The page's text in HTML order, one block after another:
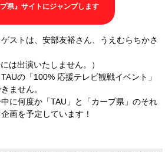
県』サイトにジャンプします
ゲストは、安部友裕さん、うえむらちかさ
は出演いたしません。）
の「100% 応援テレビ観戦イベント」
ません。
に何度か「TAU」と「カープ県」のそれ
画を予定しています！